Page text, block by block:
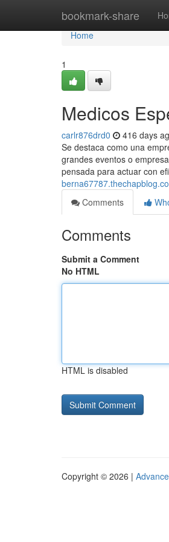
bookmark-share
Home
Home
1
Medicos
carlr876drd0 416 days
Se destaca como una
grandes eventos o
pensada para actuar con
Comments
Comments
Submit a Comment
No HTML
HTML is disabled
Copyright © 2026 |